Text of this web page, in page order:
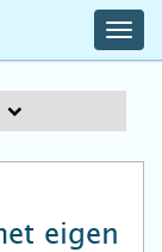
eigen